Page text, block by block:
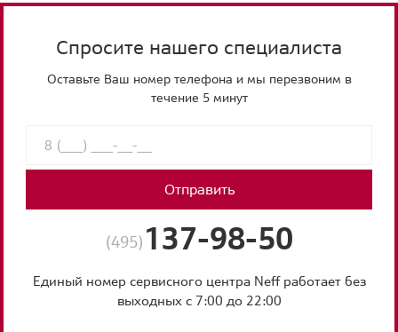
Спросите нашего специалиста
Оставьте Ваш номер телефона и мы перезвоним в
течение 5 минут
Отправить
(495) 137-98-50
Единый номер сервисного центра Neff работает без
выходных с 7:00 до 22:00